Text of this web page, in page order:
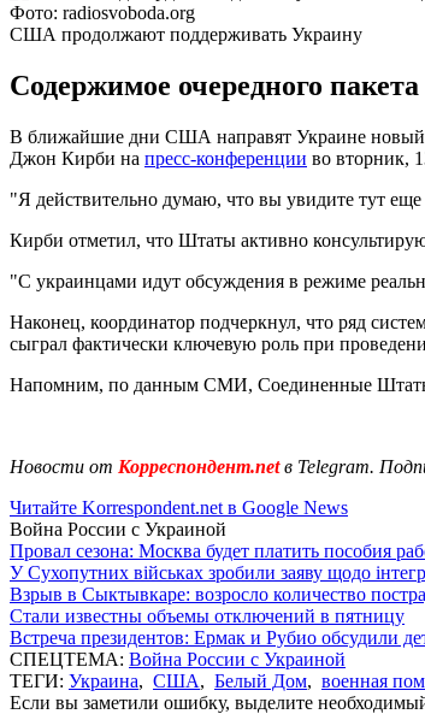
Фото: radiosvoboda.org
США продолжают поддерживать Украину
Содержимое очередного
В ближайшие дни США направят Украине новый
Джон Кирби на пресс-конференции во вторник,
"Я действительно думаю, что вы увидите тут
Кирби отметил, что Штаты активно
"С украинцами идут обсуждения в режиме
Наконец, координатор подчеркнул, что ряд
сыграл фактически ключевую роль при
Напомним, по данным СМИ, Соединенные
Новости от Корреспондент.netв Telegram.
Читайте Korrespondent.net в Google News
Война России с Украиной
Провал сезона: Москва будет платить пособия
У Сухопутних військах зробили заяву щодо
Взрыв в Сыктывкаре: возросло количество
Стали известны объемы отключений в пятницу
Встреча президентов: Ермак и Рубио обсудили
СПЕЦТЕМА: Война России с Украиной
ТЕГИ: Украина, США, Белый Дом, военная
Если вы заметили ошибку, выделите